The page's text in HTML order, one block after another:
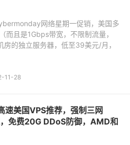
网络星期一促销，美国多
而且是1Gbps带宽，不限制流量，
的独立服务器，低至39美元/月，
11-28
美国VPS推荐，强制三网
免费20G DDoS防御，AMD和